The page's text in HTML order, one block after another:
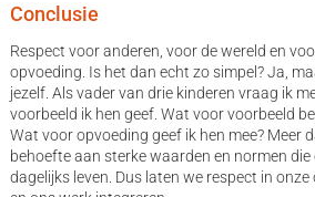
Conclusie
Respect voor anderen, voor de wereld en
opvoeding. Is het dan echt zo simpel? Ja,
jezelf. Als vader van drie kinderen vraag ik
voorbeeld ik hen geef. Wat voor voorbeeld
Wat voor opvoeding geef ik hen mee? Meer
behoefte aan sterke waarden en normen die
dagelijks leven. Dus laten we respect in